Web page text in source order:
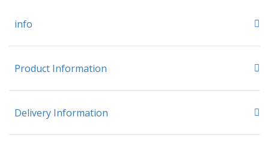
info
Product Information
Delivery Information